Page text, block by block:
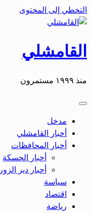
التخطي إلى المحتوى
القامشلي
منذ ١٩٩٩ مستمرون
مدخل
أخبار القامشلي
أخبار المحافظات
أخبار الحسكة
أحبار دير الزور
سياسة
اقتصاد
رياضة